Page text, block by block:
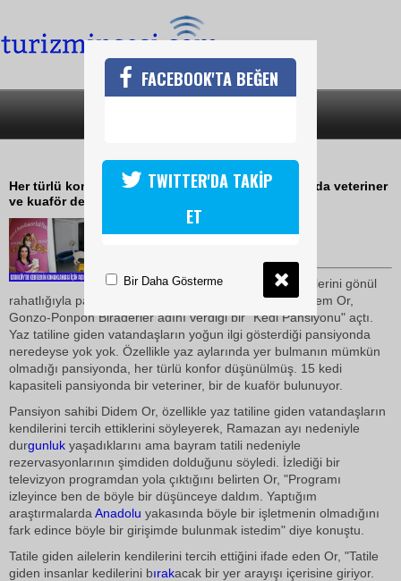
GONZO-PONPON BİRADERLER AÇILDI
Her türlü konforun düşünüldüğü kedi pansiyonunda veteriner
ve kuaför de bulunuyor
05 Eylül 2009 / 08:26
Sahipleri, tatile giderken kedilerini gönül
rahatlığıyla pansiyona emanet edebiliyor.
GirişimciDidem Or,
Gonzo-Ponpon Biraderler adını verdiği bir "Kedi Pansiyonu" açtı.
Yaz tatiline giden vatandaşların yoğun ilgi gösterdiği pansiyonda
neredeyse yok yok. Özellikle yaz aylarında yer bulmanın mümkün
olmadığı pansiyonda, her türlü konfor düşünülmüş. 15 kedi
kapasiteli pansiyonda bir veteriner, bir de kuaför bulunuyor.
Pansiyon sahibi Didem Or, özellikle yaz tatiline giden vatandaşların
kendilerini tercih ettiklerini söyleyerek, Ramazan ayı nedeniyle
durgunluk yaşadıklarını ama bayram tatili nedeniyle
rezervasyonlarının şimdiden dolduğunu söyledi. İzlediği bir
televizyon programdan yola çıktığını belirten Or, "Programı
izleyince ben de böyle bir düşünceye daldım. Yaptığım
araştırmalarda Anadolu yakasında böyle bir işletmenin olmadığını
fark edince böyle bir girişimde bulunmak istedim" diye konuştu.
Tatile giden ailelerin kendilerini tercih ettiğini ifade eden Or, "Tatile
giden insanlar kedilerini bırakacak bir yer arayışı içerisine giriyor.
FACEBOOK'TA BEĞEN
TWITTER'DA TAKİP
ET
Bir Daha Gösterme